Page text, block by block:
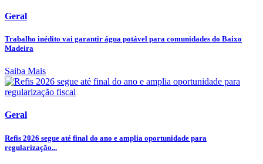
Geral
Trabalho inédito vai garantir água potável para comunidades do Baixo
Madeira
Saiba Mais
Geral
Refis 2026 segue até final do ano e amplia oportunidade para
regularização...